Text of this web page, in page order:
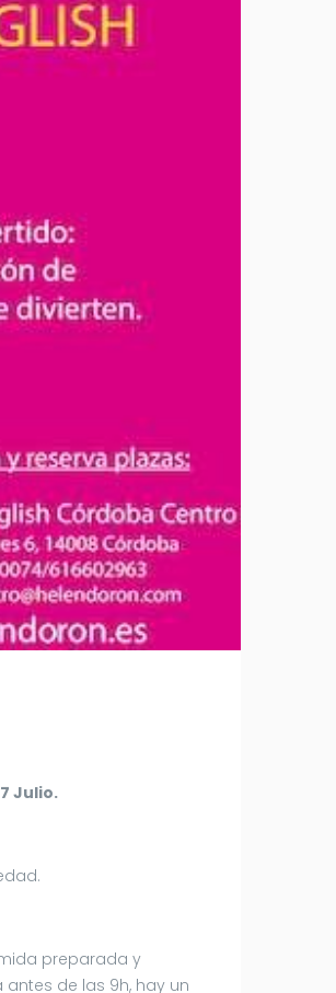
Julio.
preparada y
de las 9h, hay un